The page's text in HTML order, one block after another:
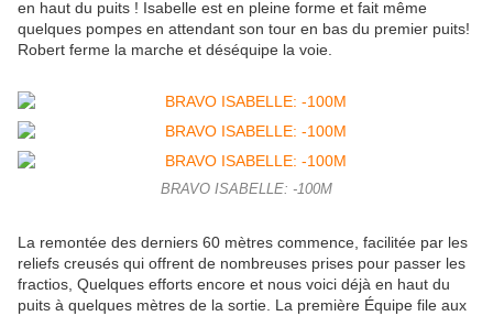
en haut du puits ! Isabelle est en pleine forme et fait même
quelques pompes en attendant son tour en bas du premier puits!
Robert ferme la marche et déséquipe la voie.
BRAVO ISABELLE: -100M
La remontée des derniers 60 mètres commence, facilitée par les
reliefs creusés qui offrent de nombreuses prises pour passer les
fractios, Quelques efforts encore et nous voici déjà en haut du
puits à quelques mètres de la sortie. La première Équipe file aux